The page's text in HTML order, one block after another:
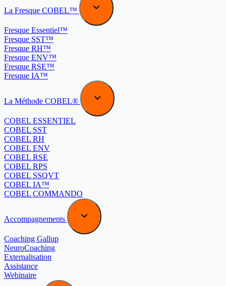
La Fresque COBEL™
Fresque Essentiel™
Fresque SST™
Fresque RH™
Fresque ENV™
Fresque RSE™
Fresque IA™
La Méthode COBEL®
COBEL ESSENTIEL
COBEL SST
COBEL RH
COBEL ENV
COBEL RSE
COBEL RPS
COBEL SSQVT
COBEL IA™
COBEL COMMANDO
Accompagnements
Coaching Gallup
NeuroCoaching
Externalisation
Assistance
Webinaire